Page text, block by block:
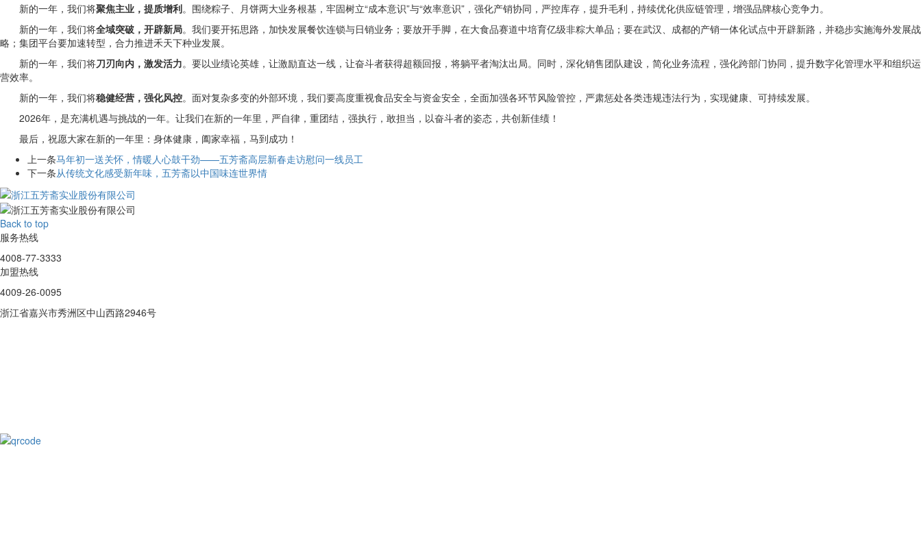
新的一年，我们将聚焦主业，提质增利。围绕粽子、月饼两大业务根基，牢固树立“成本意识”与“效率意识”，强化产销协同，严控库存，提升毛利，持续优化供应链管理，增强品牌核心竞争力。
新的一年，我们将全域突破，开辟新局。我们要开拓思路，加快发展餐饮连锁与日销业务；要放开手脚，在大食品赛道中培育亿级非粽大单品；要在武汉、成都的产销一体化试点中开辟新路，并稳步实施海外发展战
略；集团平台要加速转型，合力推进禾天下种业发展。
新的一年，我们将刀刃向内，激发活力。要以业绩论英雄，让激励直达一线，让奋斗者获得超额回报，将躺平者淘汰出局。同时，深化销售团队建设，简化业务流程，强化跨部门协同，提升数字化管理水平和组织运
营效率。
新的一年，我们将稳健经营，强化风控。面对复杂多变的外部环境，我们要高度重视食品安全与资金安全，全面加强各环节风险管控，严肃惩处各类违规违法行为，实现健康、可持续发展。
2026年，是充满机遇与挑战的一年。让我们在新的一年里，严自律，重团结，强执行，敢担当，以奋斗者的姿态，共创新佳绩！
最后，祝愿大家在新的一年里：身体健康，阖家幸福，马到成功！
上一条马年初一送关怀，情暖人心鼓干劲——五芳斋高层新春走访慰问一线员工
下一条从传统文化感受新年味，五芳斋以中国味连世界情
Back to top
服务热线
4008-77-3333
加盟热线
4009-26-0095
浙江省嘉兴市秀洲区中山西路2946号